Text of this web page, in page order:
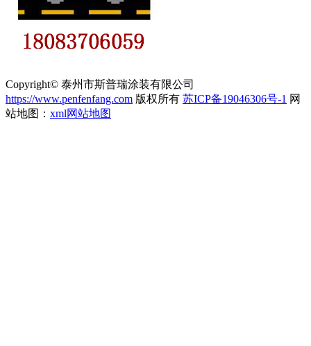
Copyright© 泰州市斯普瑞涂装有限公司
https://www.penfenfang.com 版权所有 苏ICP备19046306号-1 网
站地图： xml网站地图